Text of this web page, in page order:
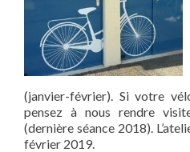
(janvier-février). Si votre
pensez à nous rendre
(dernière séance 2018).
février 2019.